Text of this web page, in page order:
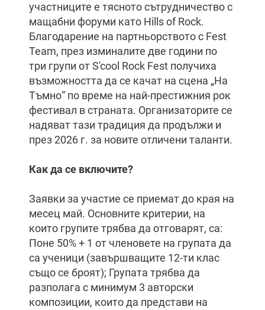
участниците е тясното сътрудничество с
мащабни форуми като Hills of Rock.
Благодарение на партньорството с Fest
Team, през изминалите две години по
три групи от S'cool Rock Fest получиха
възможността да се качат на сцена „На
Тъмно“ по време на най-престижния рок
фестивал в страната. Организаторите се
надяват тази традиция да продължи и
през 2026 г. за новите отличени таланти.
Как да се включите?
Заявки за участие се приемат до края на
месец май. Основните критерии, на
които групите трябва да отговарят, са:
Поне 50% + 1 от членовете на групата да
са ученици (завършващите 12-ти клас
също се броят); Групата трябва да
разполага с минимум 3 авторски
композиции, които да представи на